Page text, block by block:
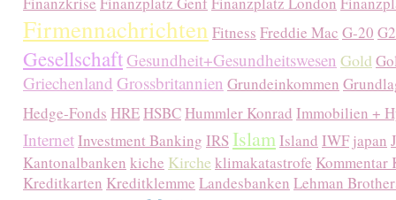
Firmennachrichten Fitness Freddie Mac G-20
GesellschaftGesundheit+Gesundheitswesen Gold
Griechenland Grossbritannien Grundeinkommen
Hedge-Fonds HREHSBCHummler Konrad Immobilien +
InternetInvestment Banking IRSIslam Island IWF japan
Kantonalbanken kiche Kircheklimakatastrofe Kommentar
Kreditkarten Kreditklemme Landesbanken Lehman